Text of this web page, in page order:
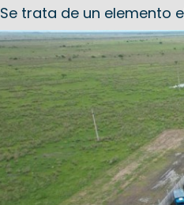
Se trata de un elemento